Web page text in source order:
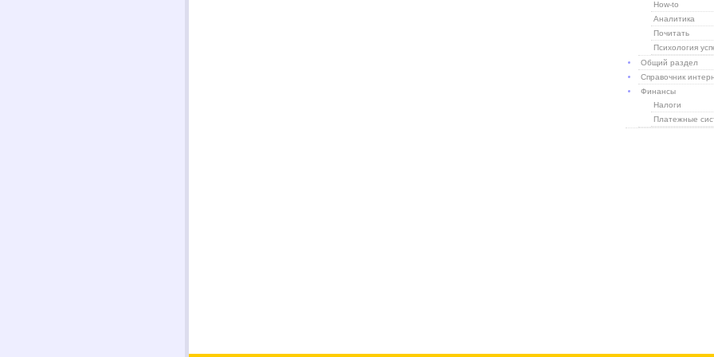
How-to
Аналитика
Почитать
Психология
Общий раздел
Справочник
Финансы
Налоги
Платежные